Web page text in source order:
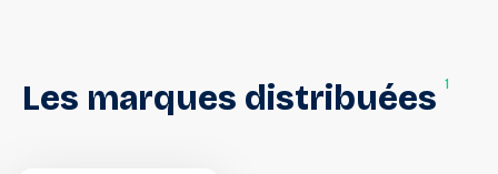
Les marques distribuées 1